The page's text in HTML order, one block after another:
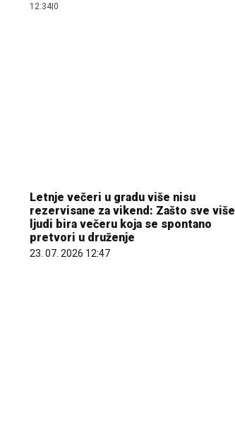
12:34 0
Letnje večeri u gradu više nisu
rezervisane za vikend: Zašto sve više
ljudi bira večeru koja se spontano
pretvori u druženje
23. 07. 2026 12:47